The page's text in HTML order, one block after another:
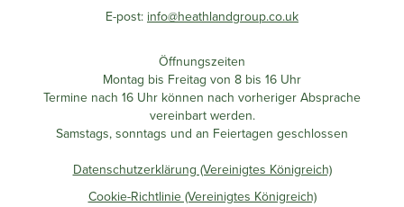
E-post: info@heathlandgroup.co.uk
Öffnungszeiten
Montag bis Freitag von 8 bis 16 Uhr
Termine nach 16 Uhr können nach vorheriger Absprache
vereinbart werden.
Samstags, sonntags und an Feiertagen geschlossen
Datenschutzerklärung (Vereinigtes Königreich)
Cookie-Richtlinie (Vereinigtes Königreich)